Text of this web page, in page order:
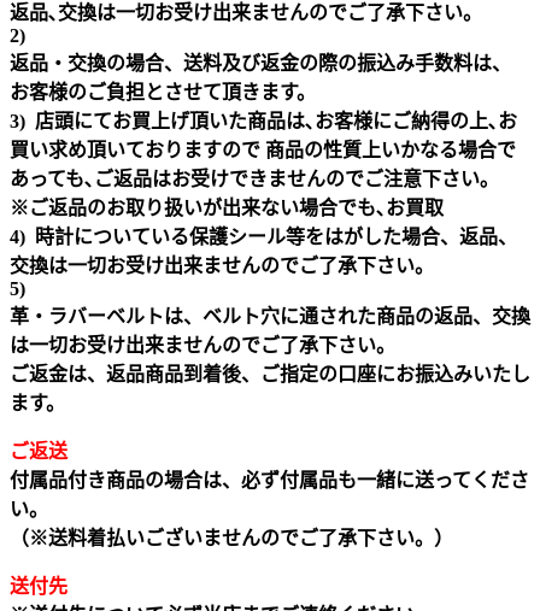
返品､交換は一切お受け出来ませんのでご了承下さい。
2)
返品・交換の場合、送料及び返金の際の振込み手数料は、
お客様のご負担とさせて頂きます。
3) 店頭にてお買上げ頂いた商品は､お客様にご納得の上､お
買い求め頂いておりますので 商品の性質上いかなる場合で
あっても､ご返品はお受けできませんのでご注意下さい｡
※ご返品のお取り扱いが出来ない場合でも､お買取
4) 時計についている保護シール等をはがした場合、返品、
交換は一切お受け出来ませんのでご了承下さい。
5)
革・ラバーベルトは、ベルト穴に通された商品の返品、交換
は一切お受け出来ませんのでご了承下さい。
ご返金は、返品商品到着後、ご指定の口座にお振込みいたし
ます。
ご返送
付属品付き商品の場合は、必ず付属品も一緒に送ってくださ
い。
（※送料着払いございませんのでご了承下さい。）
送付先